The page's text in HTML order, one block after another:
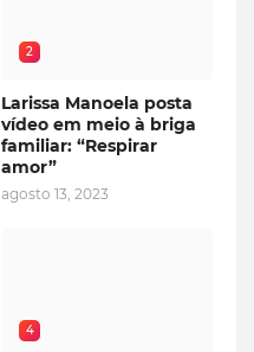
2
Larissa Manoela posta
vídeo em meio à briga
familiar: “Respirar
amor”
agosto 13, 2023
4